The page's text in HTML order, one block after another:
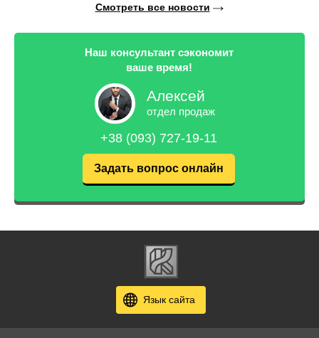
Смотреть все новости
Наш консультант сэкономит
ваше время!
Алексей
отдел продаж
+38 (093) 727-19-11
Задать вопрос онлайн
Язык сайта